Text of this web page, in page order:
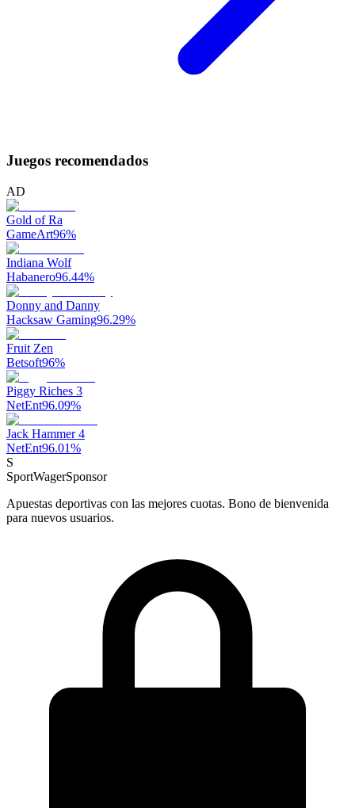
Juegos recomendados
AD
Gold of Ra
GameArt96%
Indiana Wolf
Habanero96.44%
Donny and Danny
Hacksaw Gaming96.29%
Fruit Zen
Betsoft96%
Piggy Riches 3
NetEnt96.09%
Jack Hammer 4
NetEnt96.01%
S
SportWagerSponsor
Apuestas deportivas con las mejores cuotas. Bono de bienvenida
para nuevos usuarios.